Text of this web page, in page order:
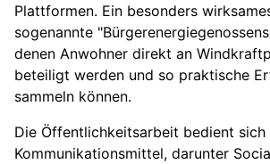
Plattformen. Ein besonders
sogenannte
denen Anwohner direkt an
beteiligt werden und so praktische
sammeln können.
Die Öffentlichkeitsarbeit bedient sich
Kommunikationsmittel, darunter